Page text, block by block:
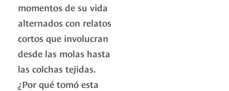
momentos de su vida
alternados con relatos
cortos que involucran
desde las molas hasta
las colchas tejidas.
¿Por qué tomó esta